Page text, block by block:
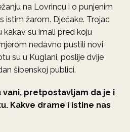
na Lovrincu i o punjenim
istim žarom. Dječake. Trojac
kakav su imali pred koju
nedavno pustili novi
su u Kuglani, poslije dvije
šibenskoj publici.
vani, pretpostavljam da je i
Kakve drame i istine nas